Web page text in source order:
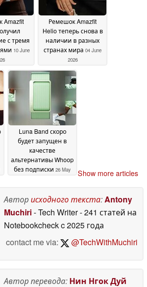
Amazfit
с тремя
10 June
Ремешок Amazfit
Helio теперь снова в
наличии в разных
странах мира 04 June
2026
Luna Band скоро
будет запущен в
качестве
альтернативы Whoop
без подписки 26 May
Show more articles
Авторисходного текста:Antony
Muchiri- Tech Writer- 241 статей на
Notebookcheckc 2025 года
contact me via:
@TechWithMuchiri
Автор перевода: Нин Нгок Дуй